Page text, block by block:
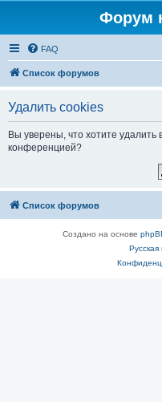
Форум
FAQ
Список форумов
Удалить cookies
Вы уверены, что хотите
конференцией?
Список форумов
Создано на основе